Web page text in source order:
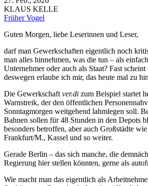
KLAUS KELLE
Früher Vogel
Guten Morgen, liebe Leserinnen und Leser,
darf man Gewerkschaften eigentlich noch
man alles hinnehmen, was die tun – als
Unternehmer oder auch als Staat? Fast scheint
deswegen erlaube ich mir, das heute mal zu
Die Gewerkschaft ver.di zum Beispiel startet
Warnstreik, der den öffentlichen
Sonntagmorgen weitgehend lahmlegen soll.
Bahnen sollen für 48 Stunden in den Depots
besonders betroffen, aber auch Großstädte
Frankfurt/M., Kassel und so weiter.
Gerade Berlin – das sich manche, die
Regierung hier stellen könnten, gerne als
Wie macht man das eigentlich als